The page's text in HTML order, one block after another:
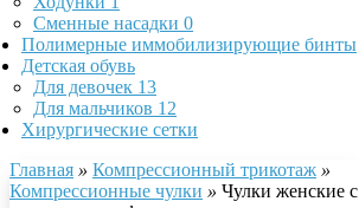
Сменные насадки 0
Полимерные иммобилизирующие бинты
Детская обувь
Для девочек 13
Для мальчиков 12
Хирургические сетки
Главная » Компрессионный трикотаж »
Компрессионные чулки » Чулки женские с